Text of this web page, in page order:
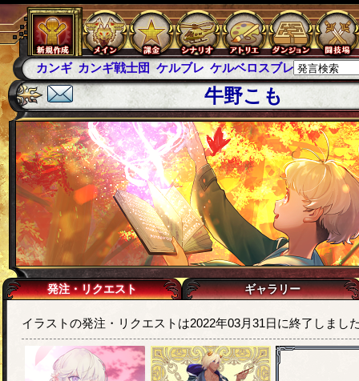
カンギ カンギ戦士団 ケルブレ ケルベロスブレイド スパ
牛野こも
発注・リクエスト ギャラリー
イラストの発注・リクエストは2022年03月31日に終了しまし